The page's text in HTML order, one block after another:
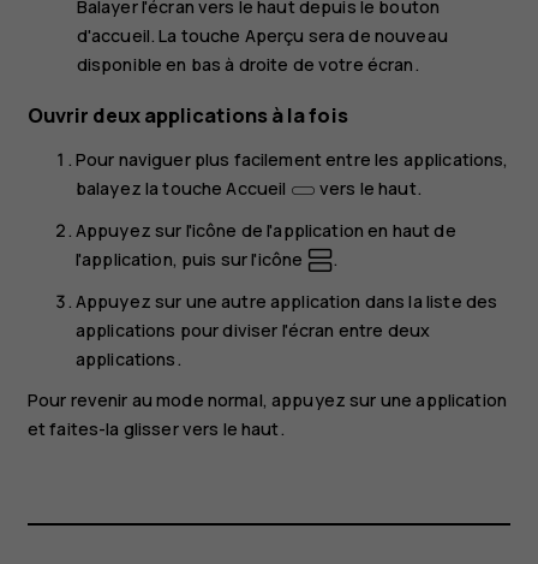
Balayer l'écran vers le haut depuis le bouton
d'accueil. La touche Aperçu sera de nouveau
disponible en bas à droite de votre écran.
Ouvrir deux applications à la fois
Pour naviguer plus facilement entre les applications,
balayez la touche Accueil
vers le haut.
Appuyez sur l'icône de l'application en haut de
l'application, puis sur l'icône
.
Appuyez sur une autre application dans la liste des
applications pour diviser l'écran entre deux
applications.
Pour revenir au mode normal, appuyez sur une application
et faites-la glisser vers le haut.